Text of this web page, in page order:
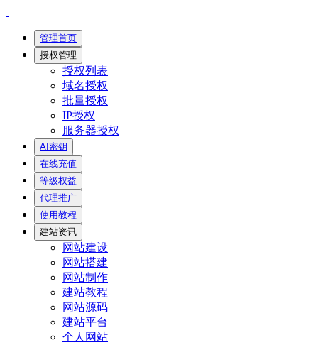
管理首页
授权管理
授权列表
域名授权
批量授权
IP授权
服务器授权
AI密钥
在线充值
等级权益
代理推广
使用教程
建站资讯
网站建设
网站搭建
网站制作
建站教程
网站源码
建站平台
个人网站